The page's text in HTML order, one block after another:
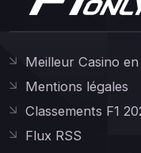
Meilleur Casino en
Mentions légales
Classements F1
Flux RSS